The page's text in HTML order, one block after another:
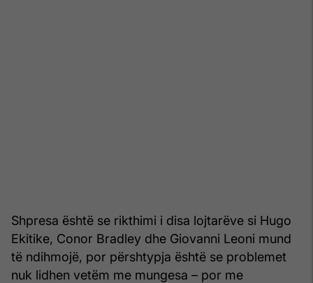
Shpresa është se rikthimi i disa lojtarëve si Hugo
Ekitike, Conor Bradley dhe Giovanni Leoni mund
të ndihmojë, por përshtypja është se problemet
nuk lidhen vetëm me mungesa – por me